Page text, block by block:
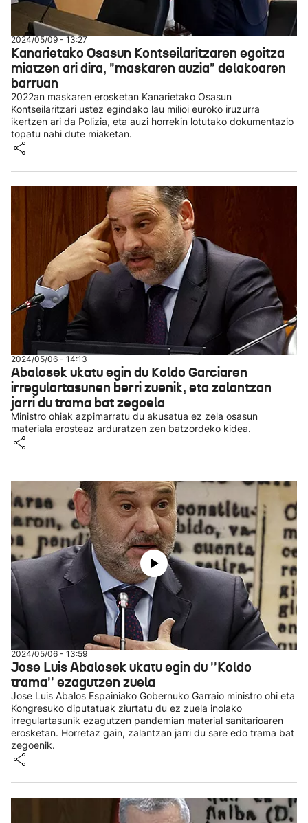
2024/05/09 - 13:27
Kanarietako Osasun Kontseilaritzaren egoitza
miatzen ari dira, "maskaren auzia" delakoaren
barruan
2022an maskaren erosketan Kanarietako Osasun
Kontseilaritzari ustez egindako lau milioi euroko iruzurra
ikertzen ari da Polizia, eta auzi horrekin lotutako dokumentazio
topatu nahi dute miaketan.
2024/05/06 - 14:13
Abalosek ukatu egin du Koldo Garciaren
irregulartasunen berri zuenik, eta zalantzan
jarri du trama bat zegoela
Ministro ohiak azpimarratu du akusatua ez zela osasun
materiala erosteaz arduratzen zen batzordeko kidea.
2024/05/06 - 13:59
Jose Luis Abalosek ukatu egin du ''Koldo
trama'' ezagutzen zuela
Jose Luis Abalos Espainiako Gobernuko Garraio ministro ohi eta
Kongresuko diputatuak ziurtatu du ez zuela inolako
irregulartasunik ezagutzen pandemian material sanitarioaren
erosketan. Horretaz gain, zalantzan jarri du sare edo trama bat
zegoenik.